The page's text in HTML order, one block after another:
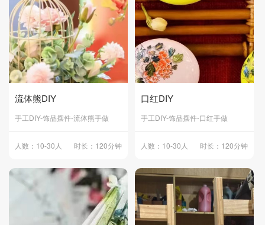
流体熊DIY
手工DIY-饰品摆件-流体熊手做
人数：10-30人 时长：120分钟
口红DIY
手工DIY-饰品摆件-口红手做
人数：10-30人 时长：120分钟